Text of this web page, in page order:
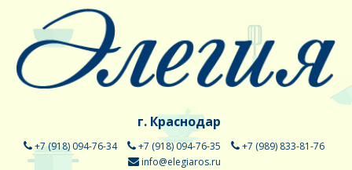
г. Краснодар
+7 (918) 094-76-34 +7 (918) 094-76-35
+7 (989) 833-81-76
info@elegiaros.ru